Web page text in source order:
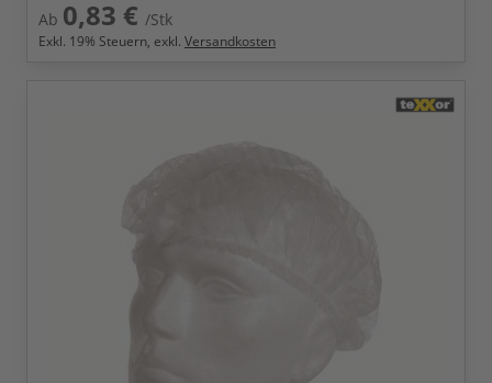
Ab 0,83 € /Stk
Exkl. 19% Steuern, exkl. Versandkosten